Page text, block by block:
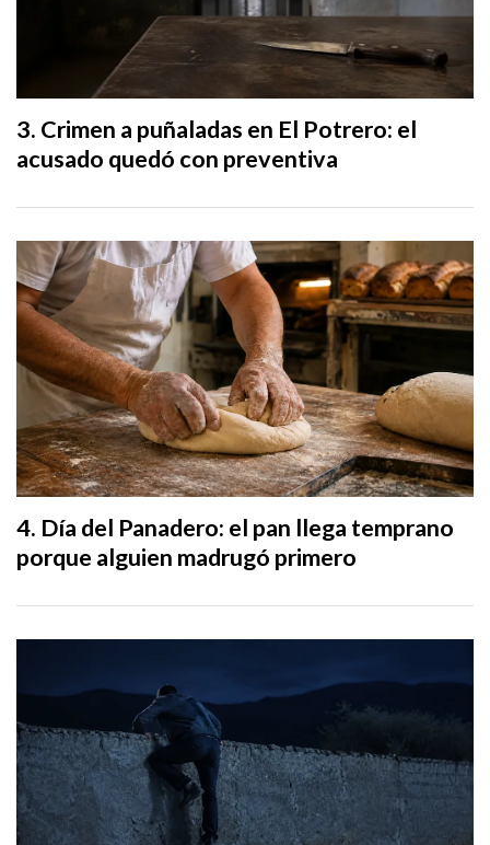
Crimen a puñaladas en El Potrero: el
acusado quedó con preventiva
Día del Panadero: el pan llega temprano
porque alguien madrugó primero